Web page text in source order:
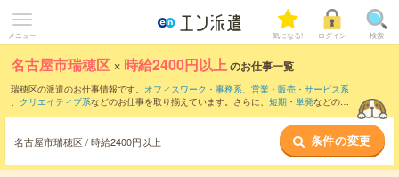
メニュー 気になる! ログイン 検索
名古屋市瑞穂区 × 時給2400円以上のお仕事一覧
瑞穂区の派遣のお仕事情報です。 オフィスワーク・事務系、 営業・販売・サービス系
、 クリエイティブ系などのお仕事を取り揃えています。さらに、 短期 ・ 単発などの期
名古屋市瑞穂区 / 時給2400円以上 条件の変更